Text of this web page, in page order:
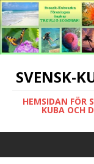
SVENSK-
HEMSIDAN FÖR
KUBA OCH